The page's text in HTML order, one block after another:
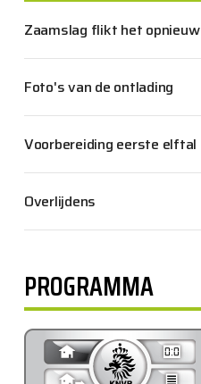
Zaamslag flikt het opnieuw
Foto's van de ontlading
Voorbereiding eerste elftal
Overlijdens
PROGRAMMA